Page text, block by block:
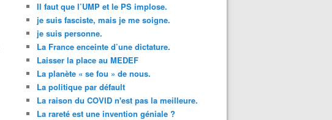
Il faut que l’UMP et le PS implose.
je suis fasciste, mais je me soigne.
je suis personne.
La France enceinte d’une dictature.
Laisser la place au MEDEF
La planète « se fou » de nous.
La politique par défault
La raison du COVID n'est pas la meilleure.
La rareté est une invention géniale ?